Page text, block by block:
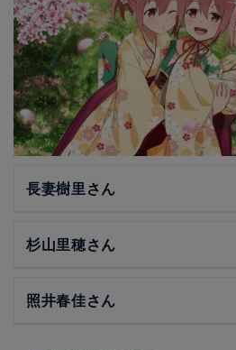
長妻樹里さん
杉山里穂さん
照井春佳さん